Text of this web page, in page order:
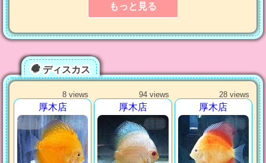
もっと見る
ディスカス
8 views
厚木店
94 views
厚木店
28 views
厚木店